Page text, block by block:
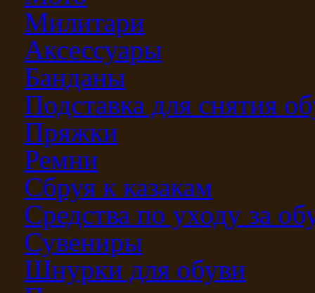
Милитари
Аксессуары
Банданы
Подставка для снятия
Пряжки
Ремни
Сбруя к казакам
Средства по уходу за
Сувениры
Шнурки для обуви